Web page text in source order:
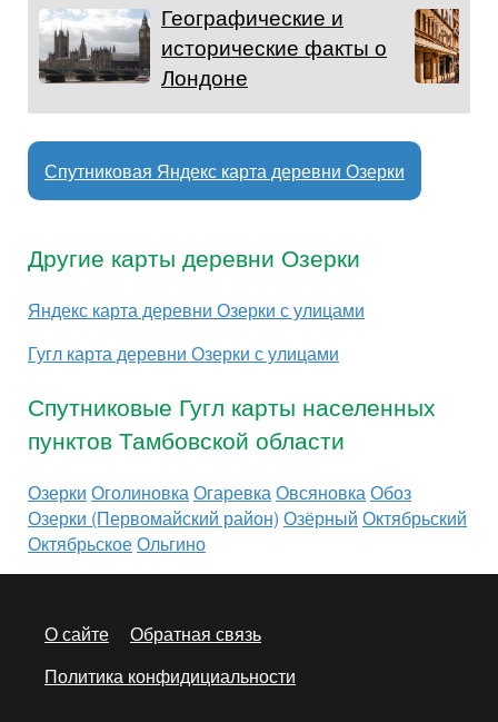
Географические и
исторические факты о
Лондоне
Спутниковая Яндекс карта деревни Озерки
Другие карты деревни Озерки
Яндекс карта деревни Озерки с улицами
Гугл карта деревни Озерки с улицами
Спутниковые Гугл карты населенных
пунктов Тамбовской области
Озерки Оголиновка Огаревка Овсяновка Обоз
Озерки (Первомайский район) Озёрный Октябрьский
ОктябрьскоеОльгино
О сайте
Обратная связь
Политика конфидициальности